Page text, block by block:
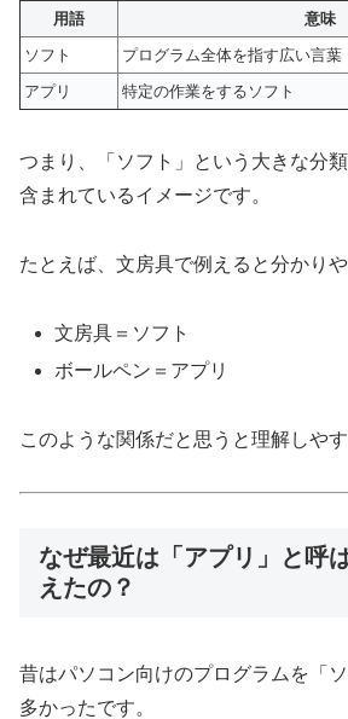
用語
意味
ソフト
プログラム全体を指す広い言葉
アプリ
特定の作業をするソフト
つまり、「ソフト」という大きな分
含まれているイメージです。
たとえば、文房具で例えると分かりや
文房具＝ソフト
ボールペン＝アプリ
このような関係だと思うと理解しやす
なぜ最近は「アプリ」と呼
えたの？
昔はパソコン向けのプログラムを「
多かったです。